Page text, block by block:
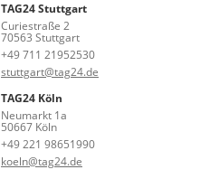
TAG24 Stuttgart
Curiestraße 2
70563 Stuttgart
+49 711 21952530
stuttgart@tag24.de
TAG24 Köln
Neumarkt 1a
50667 Köln
+49 221 98651990
koeln@tag24.de